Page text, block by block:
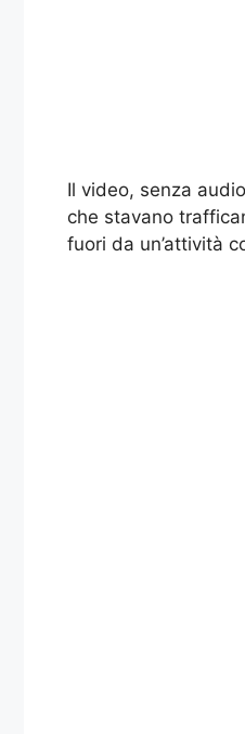
Il video, senza
che stavano
fuori da un’attività